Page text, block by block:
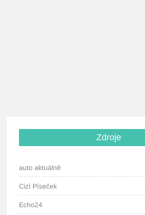
Zdroje
auto aktuálně
Cizí Píseček
Echo24